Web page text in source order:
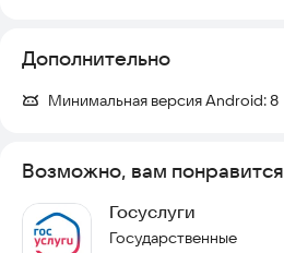
Дополнительно
Минимальная версия Android:8
Возможно, вам понравится
Госуслуги
Государственные